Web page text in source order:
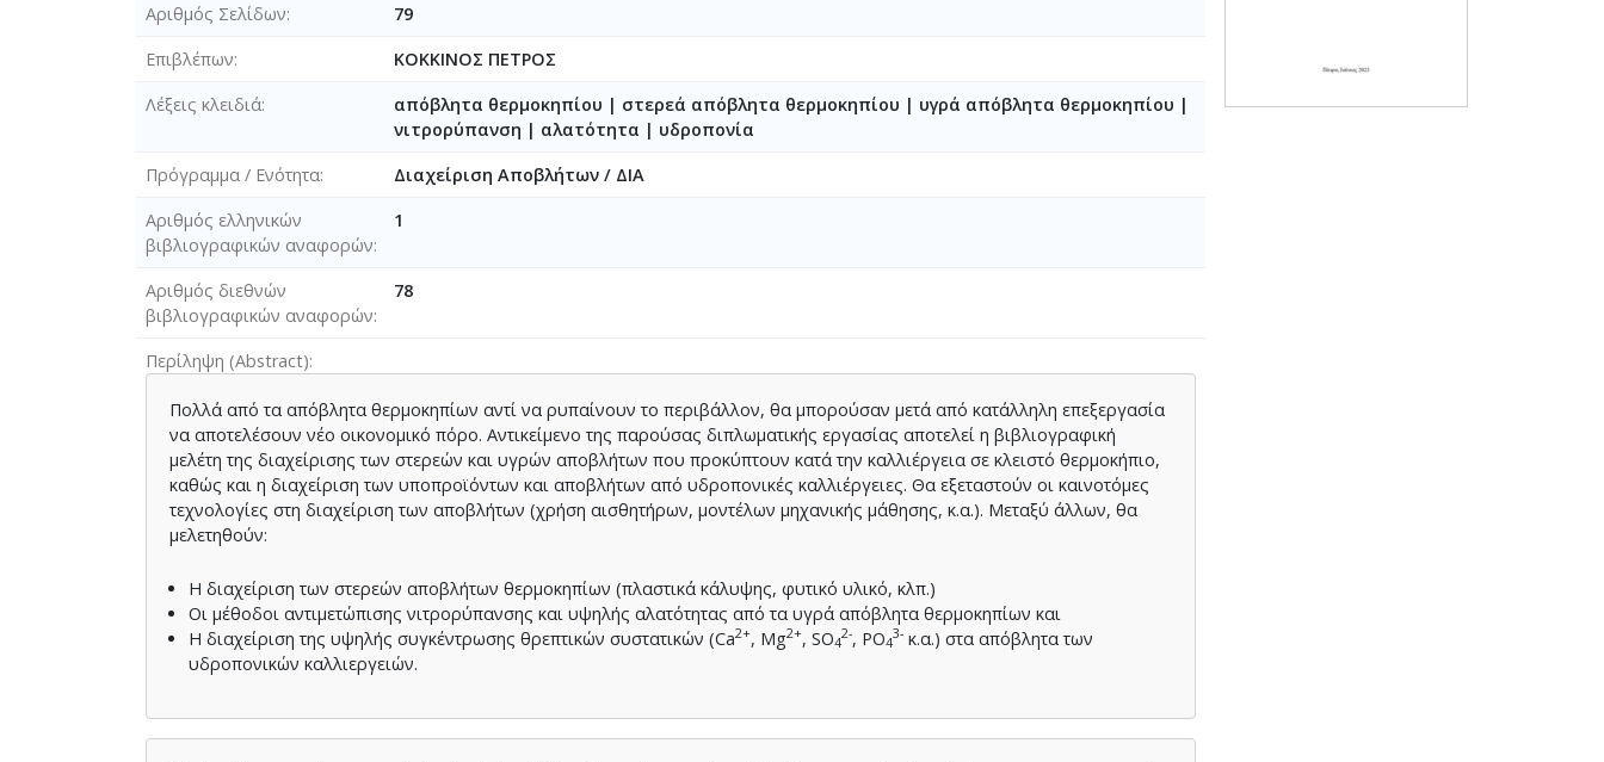
Αριθμός Σελίδων
79
Επιβλέπων
ΚΟΚΚΙΝΟΣ ΠΕΤΡΟΣ
Λέξεις κλειδιά
απόβλητα θερμοκηπίου | στερεά απόβλητα θερμοκηπίου | υγρά απόβλητα θερμοκηπίου |
νιτρορύπανση | αλατότητα | υδροπονία
Πρόγραμμα / Ενότητα
Διαχείριση Αποβλήτων / ΔΙΑ
Αριθμός ελληνικών
βιβλιογραφικών αναφορών
1
Αριθμός διεθνών
βιβλιογραφικών αναφορών
78
Περίληψη (Abstract)
Πολλά από τα απόβλητα θερμοκηπίων αντί να ρυπαίνουν το περιβάλλον, θα μπορούσαν μετά από κατάλληλη επεξεργασία
να αποτελέσουν νέο οικονομικό πόρο. Αντικείμενο της παρούσας διπλωματικής εργασίας αποτελεί η βιβλιογραφική
μελέτη της διαχείρισης των στερεών και υγρών αποβλήτων που προκύπτουν κατά την καλλιέργεια σε κλειστό θερμοκήπιο,
καθώς και η διαχείριση των υποπροϊόντων και αποβλήτων από υδροπονικές καλλιέργειες. Θα εξεταστούν οι καινοτόμες
τεχνολογίες στη διαχείριση των αποβλήτων (χρήση αισθητήρων, μοντέλων μηχανικής μάθησης, κ.α.). Μεταξύ άλλων, θα
μελετηθούν:
Η διαχείριση των στερεών αποβλήτων θερμοκηπίων (πλαστικά κάλυψης, φυτικό υλικό, κλπ.)
Οι μέθοδοι αντιμετώπισης νιτρορύπανσης και υψηλής αλατότητας από τα υγρά απόβλητα θερμοκηπίων και
Η διαχείριση της υψηλής συγκέντρωσης θρεπτικών συστατικών (Ca2+, Mg2+, SO4
2-, PO4
3- κ.α.) στα απόβλητα των
υδροπονικών καλλιεργειών.